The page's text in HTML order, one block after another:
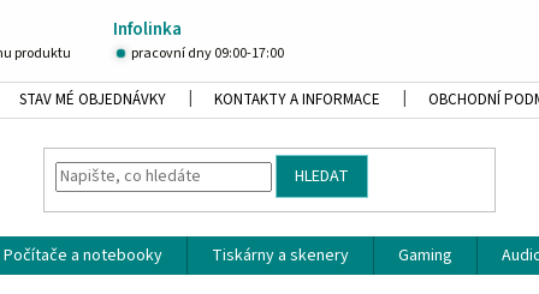
Infolinka
produktu pracovní dny 09:00-17:00
STAV MÉ OBJEDNÁVKY KONTAKTY A INFORMACE OBCHODNÍ
HLEDAT
Počítače a notebooky Tiskárny a skenery Gaming